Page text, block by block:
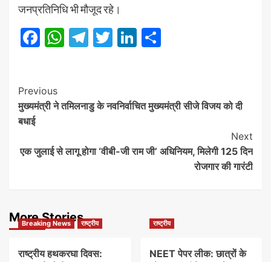
जनप्रतिनिधि भी मौजूद रहे।
Facebook
WhatsApp
Telegram
TwitterLinkedIn
Post
Navigation
Previous
मुख्यमंत्री ने तमिलनाडु के नवनिर्वाचित मुख्यमंत्री सीजे विजय को दी
बधाई
Next
एक जुलाई से लागू होगा ‘वीबी-जी राम जी’ अधिनियम, मिलेगी 125 दिन
रोजगार की गारंटी
More Stories
Breaking News राष्ट्रीय
राष्ट्रीय हथकरघा दिवस:
राष्ट्रीय
NEET पेपर लीक: छात्रों के